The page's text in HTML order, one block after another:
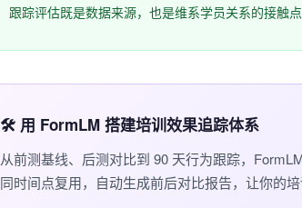
跟踪评估既是数据来源，也是维系学员关系的接触点
🛠️ 用 FormLM 搭建培训效果追踪体系
从前测基线、后测对比到 90 天行为跟踪，
同时间点复用，自动生成前后对比报告，让你的培